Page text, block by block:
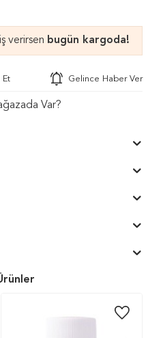
verirsen bugün kargoda!
Et Gelince Haber Ver
Var?